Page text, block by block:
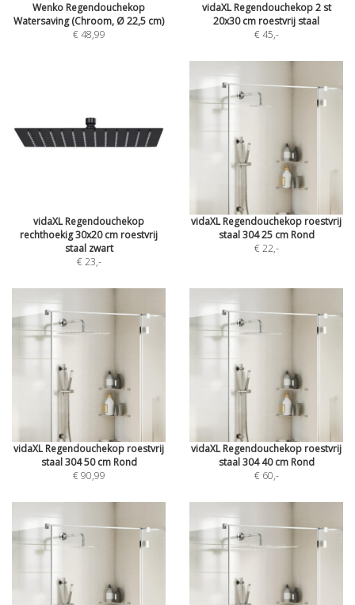
Wenko Regendouchekop
Watersaving (Chroom, Ø 22,5 cm)
€ 48,99
vidaXL Regendouchekop 2 st
20x30 cm roestvrij staal
€ 45,-
vidaXL Regendouchekop
rechthoekig 30x20 cm roestvrij
staal zwart
€ 23,-
vidaXL Regendouchekop roestvrij
staal 304 25 cm Rond
€ 22,-
vidaXL Regendouchekop roestvrij
staal 304 50 cm Rond
€ 90,99
vidaXL Regendouchekop roestvrij
staal 304 40 cm Rond
€ 60,-